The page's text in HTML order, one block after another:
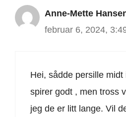
Anne-Mette
februar 6, 2024,
Hei, sådde persille
spirer godt , men tross
jeg de er litt lange. Vil